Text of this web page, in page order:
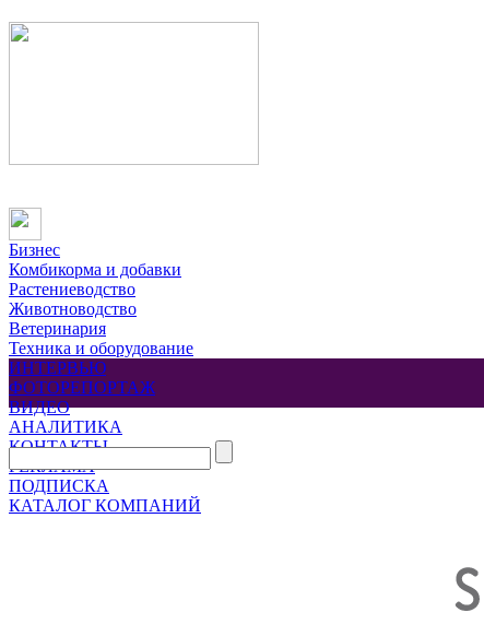
Бизнес
Комбикорма и добавки
Растениеводство
Животноводство
Ветеринария
Техника и оборудование
ИНТЕРВЬЮ
ФОТОРЕПОРТАЖ
ВИДЕО
АНАЛИТИКА
КОНТАКТЫ
РЕКЛАМА
ПОДПИСКА
КАТАЛОГ КОМПАНИЙ